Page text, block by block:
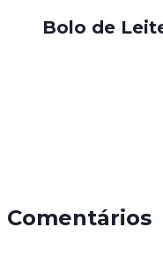
Bolo de
Comentários